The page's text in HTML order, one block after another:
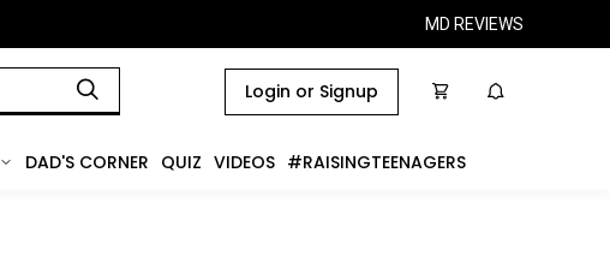
MD REVIEWS
Login or Signup
DAD'S CORNER QUIZ VIDEOS #RAISINGTEENAGERS